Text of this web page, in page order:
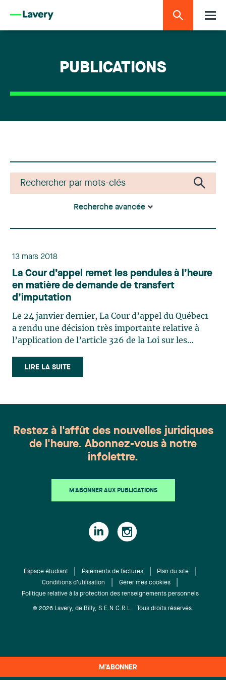
PUBLICATIONS
Recherche avancée
M’ABONNER
13 mars 2018
La Cour d’appel remet les pendules à l’heure
en matière de demande de transfert
d’imputation
Le 24 janvier dernier, La Cour d’appel du Québec1
a rendu une décision très importante relative à
l’application de l’article 326 de la Loi sur les
professionnelles2 (« L.a.t.m.p. »), remettant du
même coup les pendules à l’heure quant à la réelle
LIRE LA SUITE
Restez à l'affût des nouvelles juridiques
de l'heure. Abonnez-vous à notre
infolettre.
M'ABONNER AUX PUBLICATIONS
Espace étudiant Paiements de factures
Plan du site
Conditions d'utilisation
Gérer mes cookies
Politique relative à la protection des renseignements personnels
© 2026 Lavery, de Billy, S.E.N.C.R.L. Tous droits réservés.